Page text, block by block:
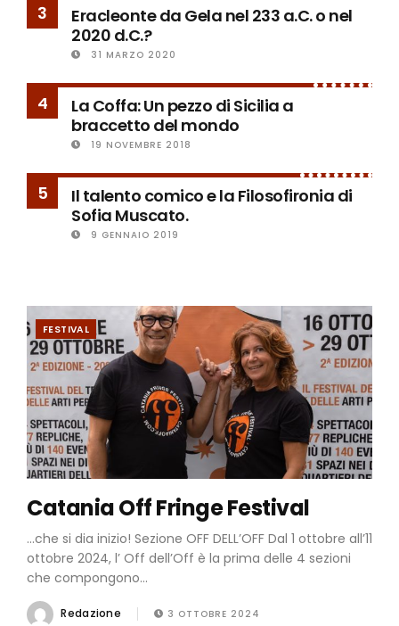
3
Eracleonte da Gela nel 233 a.C. o nel
2020 d.C.?
31 MARZO 2020
4
La Coffa: Un pezzo di Sicilia a
braccetto del mondo
19 NOVEMBRE 2018
5
Il talento comico e la Filosofironia di
Sofia Muscato.
9 GENNAIO 2019
FESTIVAL
Catania Off Fringe Festival
…che si dia inizio! Sezione OFF DELL’OFF Dal 1 ottobre all’11
ottobre 2024, l’ Off dell’Off è la prima delle 4 sezioni
che compongono...
Redazione 3 OTTOBRE 2024